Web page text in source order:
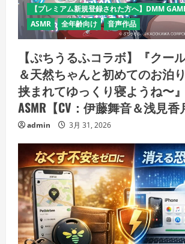
【プレミアム新規登録された方へ】DMM
ASMR
全年齢向け 音声作品
【ぷちうるふコラボ】『クー
＆天然ちゃんと初めてのお泊
挟まれてゆっくり寝ようね〜』
ASMR【CV：伊藤舞音＆浅見香
admin 3月 31, 2026